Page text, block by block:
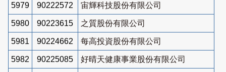
5979 90222572 宙輝科技股份有限公司
5980 90223615 之質股份有限公司
5981 90224662 每高投資股份有限公司
5982 90225085 好晴天健康事業股份有限公司